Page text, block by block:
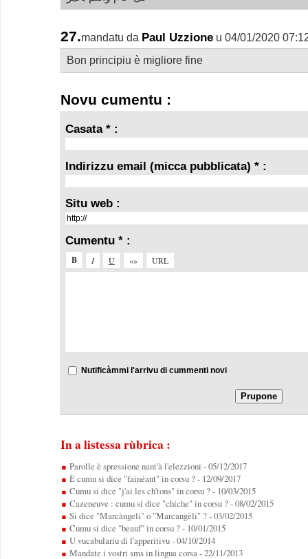
27.mandatu da Paul Uzzione u 04/01/2020
Bon principiu è migliore fine
Novu cumentu :
Casata * :
Indirizzu email (micca pubblicata) * :
Situ web :
Cumentu * :
Nutificàmmi l'arrivu di cummenti novi
In a listessa rùbrica :
Parolle è spressione nant'à l'elezzioni - 05/12/2017
È cumu si dice "fainéant" in corsu ?- 12/09/2017
Cumu si dice "j'ai les ch'tons" in corsu ?- 10/03/2015
Cazeneuve : cumu si dice "chiche" in corsu ?- 08/02/2015
Si dice "Marcàngeli" o "Marcangèli" ?- 03/02/2015
Cumu si dice "beauf" in corsu ?- 10/01/2015
U vucabulariu di l'apperitivu- 04/10/2014
Mandate i vostri sms in lingua corsa- 22/11/2013